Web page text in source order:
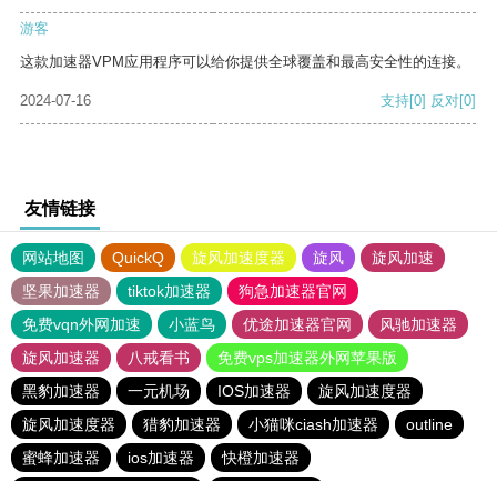
游客
这款加速器VPM应用程序可以给你提供全球覆盖和最高安全性的连接。
2024-07-16 支持[0] 反对[0]
友情链接
网站地图 QuickQ 旋风加速度器 旋风
旋风加速
坚果加速器
tiktok加速器
狗急加速器官网
免费vqn外网加速
小蓝鸟 优途加速器官网
风驰加速器
旋风加速器
八戒看书
免费vps加速器外网苹果版
黑豹加速器
一元机场 IOS加速器
旋风加速度器
旋风加速度器
猎豹加速器 小猫咪ciash加速器
outline
蜜蜂加速器
ios加速器
快橙加速器